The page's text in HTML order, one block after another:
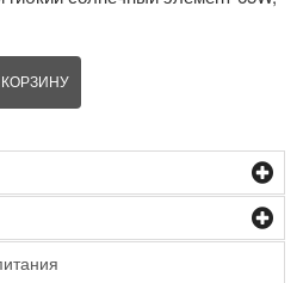
КОРЗИНУ